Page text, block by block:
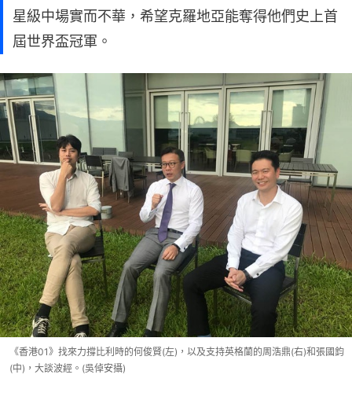
星級中場實而不華，希望克羅地亞能奪得他們史上首
屆世界盃冠軍。
《香港01》找來力撐比利時的何俊賢(左)，以及支持英格蘭的周浩鼎(右)和張國鈞
(中)，大談波經。(吳倬安攝)